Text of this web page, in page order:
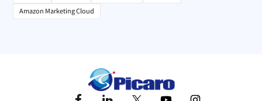
Amazon Marketing Cloud